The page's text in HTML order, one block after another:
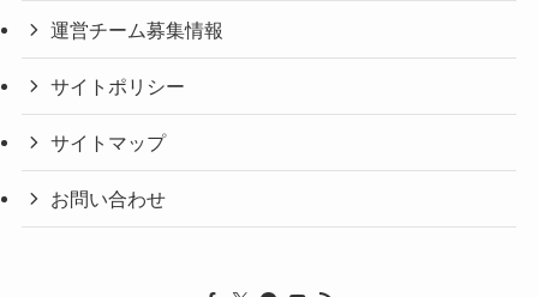
運営チーム募集情報
サイトポリシー
サイトマップ
お問い合わせ